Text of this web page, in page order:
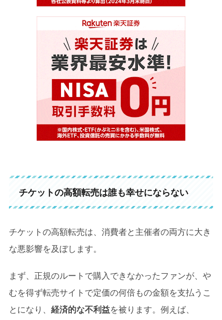
チケットの高額転売は誰も幸せにならない
チケットの高額転売は、消費者と主催者の両方に大き
な悪影響を及ぼします。
まず、正規のルートで購入できなかったファンが、や
むを得ず転売サイトで定価の何倍もの金額を支払うこ
とになり、 経済的な不利益を被ります。例えば、